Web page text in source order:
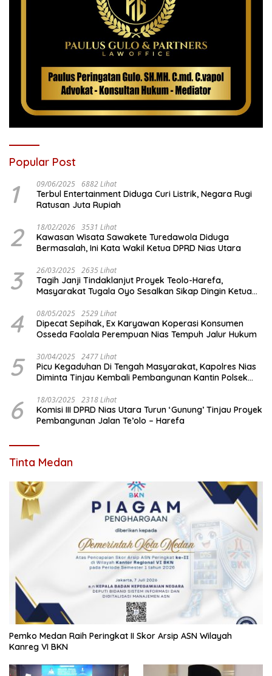
Popular Post
1 09/06/2025 6882 Lihat
Terbul Entertainment Diduga Curi Listrik, Negara Rugi
Ratusan Juta Rupiah
2 18/02/2026 3531 Lihat
Kawasan Wisata Sawakete Turedawola Diduga
Bermasalah, Ini Kata Wakil Ketua DPRD Nias Utara
3 26/03/2025 2635 Lihat
Tagih Janji Tindaklanjut Proyek Teolo-Harefa,
Masyarakat Tugala Oyo Sesalkan Sikap Dingin Ketua
4 08/05/2025 2529 Lihat
Dipecat Sepihak, Ex Karyawan Koperasi Konsumen
Osseda Faolala Perempuan Nias Tempuh Jalur Hukum
5 30/04/2025 2477 Lihat
Picu Kegaduhan Di Tengah Masyarakat, Kapolres Nias
Diminta Tinjau Kembali Pembangunan Kantin Polsek
6 18/03/2025 2318 Lihat
Komisi III DPRD Nias Utara Turun ‘Gunung’ Tinjau Proyek
Pembangunan Jalan Te’olo – Harefa
Tinta Medan
Pemko Medan Raih Peringkat II Skor Arsip ASN Wilayah
Kanreg VI BKN